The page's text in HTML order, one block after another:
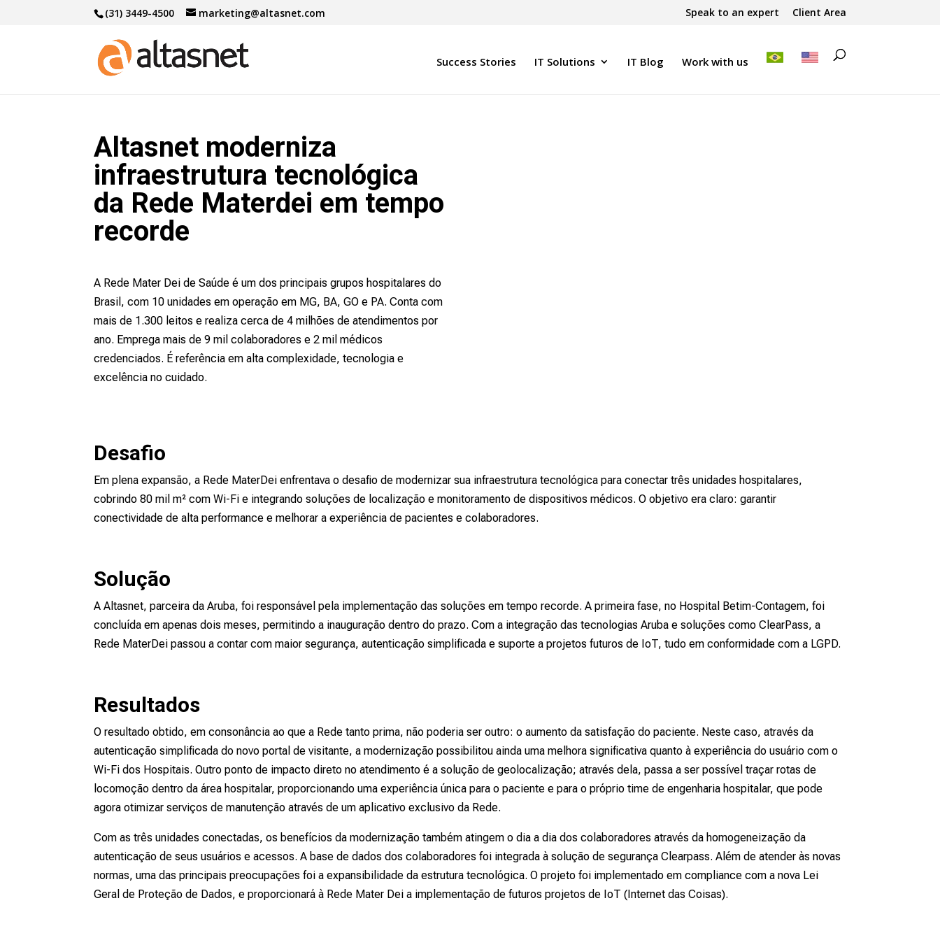
(31) 3449-4500 marketing@altasnet.com Speak to an expert Client Area
Success Stories IT Solutions IT Blog Work with us
Altasnet moderniza
infraestrutura tecnológica
da Rede Materdei em tempo
recorde
A Rede Mater Dei de Saúde é um dos principais grupos hospitalares do
Brasil, com 10 unidades em operação em MG, BA, GO e PA. Conta com
mais de 1.300 leitos e realiza cerca de 4 milhões de atendimentos por
ano. Emprega mais de 9 mil colaboradores e 2 mil médicos
credenciados. É referência em alta complexidade, tecnologia e
excelência no cuidado.
Desafio
Em plena expansão, a Rede MaterDei enfrentava o desafio de modernizar sua infraestrutura tecnológica para conectar três unidades hospitalares,
cobrindo 80 mil m² com Wi-Fi e integrando soluções de localização e monitoramento de dispositivos médicos. O objetivo era claro: garantir
conectividade de alta performance e melhorar a experiência de pacientes e colaboradores.
Solução
A Altasnet, parceira da Aruba, foi responsável pela implementação das soluções em tempo recorde. A primeira fase, no Hospital Betim-Contagem, foi
concluída em apenas dois meses, permitindo a inauguração dentro do prazo. Com a integração das tecnologias Aruba e soluções como ClearPass, a
Rede MaterDei passou a contar com maior segurança, autenticação simplificada e suporte a projetos futuros de IoT, tudo em conformidade com a LGPD.
Resultados
O resultado obtido, em consonância ao que a Rede tanto prima, não poderia ser outro: o aumento da satisfação do paciente. Neste caso, através da
autenticação simplificada do novo portal de visitante, a modernização possibilitou ainda uma melhora significativa quanto à experiência do usuário com o
Wi-Fi dos Hospitais. Outro ponto de impacto direto no atendimento é a solução de geolocalização; através dela, passa a ser possível traçar rotas de
locomoção dentro da área hospitalar, proporcionando uma experiência única para o paciente e para o próprio time de engenharia hospitalar, que pode
agora otimizar serviços de manutenção através de um aplicativo exclusivo da Rede.
Com as três unidades conectadas, os benefícios da modernização também atingem o dia a dia dos colaboradores através da homogeneização da
autenticação de seus usuários e acessos. A base de dados dos colaboradores foi integrada à solução de segurança Clearpass. Além de atender às novas
normas, uma das principais preocupações foi a expansibilidade da estrutura tecnológica. O projeto foi implementado em compliance com a nova Lei
Geral de Proteção de Dados, e proporcionará à Rede Mater Dei a implementação de futuros projetos de IoT (Internet das Coisas).